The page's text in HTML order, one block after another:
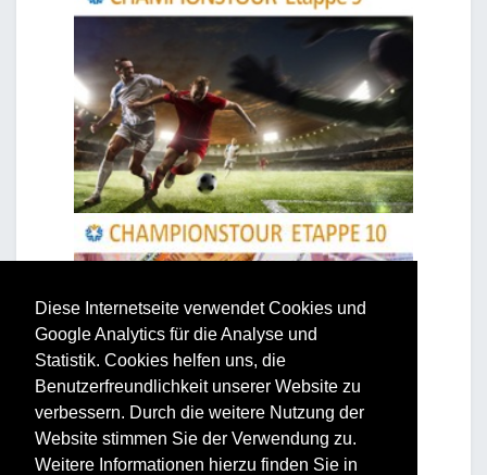
Diese Internetseite verwendet Cookies und
Google Analytics für die Analyse und
Statistik. Cookies helfen uns, die
Benutzerfreundlichkeit unserer Website zu
verbessern. Durch die weitere Nutzung der
Website stimmen Sie der Verwendung zu.
Weitere Informationen hierzu finden Sie in